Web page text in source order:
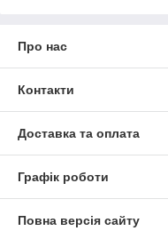
Про нас
Контакти
Доставка та оплата
Графік роботи
Повна версія сайту